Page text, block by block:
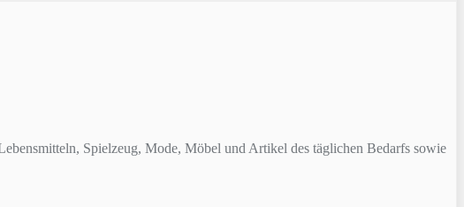
Spielzeug, Mode, Möbel und Artikel des täglichen Bedarfs sowie